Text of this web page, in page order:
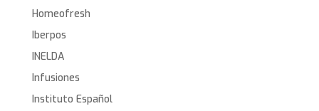
Homeofresh
Iberpos
INELDA
Infusiones
Instituto Español